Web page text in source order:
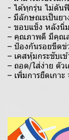
- ได้ทุกรุ่น ไม่ดัน
- มีลักษณะเป็นยา
- ขอบแข็ง หลังนิ่ม
– คุณภาพดี มีคุณ
– ป้องกันรอยขีดข่
– เคสหุ้มกระชับเ
– ถอด/ใส่ง่าย ตัว
– เพิ่มการยืดเกา